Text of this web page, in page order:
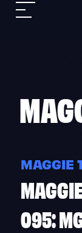
Mobile
MAGGIE
095: